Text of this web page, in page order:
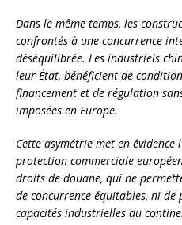
Dans le même temps, les
confrontés à une concurrence
déséquilibrée. Les industriels
leur État, bénéficient de
financement et de régulation
imposées en Europe.
Cette asymétrie met en évidence
protection commerciale
droits de douane, qui ne
de concurrence équitables, ni de
capacités industrielles du